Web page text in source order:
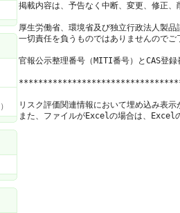
掲載内容は、予告なく中断、変更、修正
厚生労働省、環境省及び独立行政法人製
一切責任を負うものではありませんのでご
官報公示整理番号（MITI番号）とCAS登
リスク評価関連情報において埋め込み表
また、ファイルがExcelの場合は、Excel